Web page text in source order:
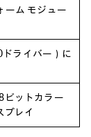
ーム モジュー
ドライバー）に
ビットカラー
プレイ